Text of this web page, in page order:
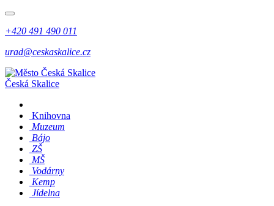
+420 491 490 011
urad@ceskaskalice.cz
Česká Skalice
Knihovna
Muzeum
Bájo
ZŠ
MŠ
Vodárny
Kemp
Jídelna